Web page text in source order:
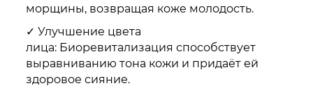
морщины, возвращая коже молодость.
✓ Улучшение цвета
лица: Биоревитализация способствует
выравниванию тона кожи и придаёт ей
здоровое сияние.